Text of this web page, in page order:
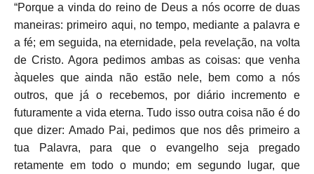
“Porque a vinda do reino de Deus a nós ocorre de duas
maneiras: primeiro aqui, no tempo, mediante a palavra e
a fé; em seguida, na eternidade, pela revelação, na volta
de Cristo. Agora pedimos ambas as coisas: que venha
àqueles que ainda não estão nele, bem como a nós
outros, que já o recebemos, por diário incremento e
futuramente a vida eterna. Tudo isso outra coisa não é do
que dizer: Amado Pai, pedimos que nos dês primeiro a
tua Palavra, para que o evangelho seja pregado
retamente em todo o mundo; em segundo lugar, que